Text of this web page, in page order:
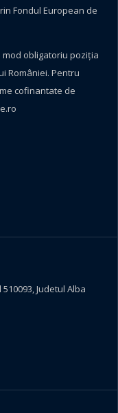
Fondul European de
obligatoriu poziţia
României. Pentru
cofinantate de
Judetul Alba